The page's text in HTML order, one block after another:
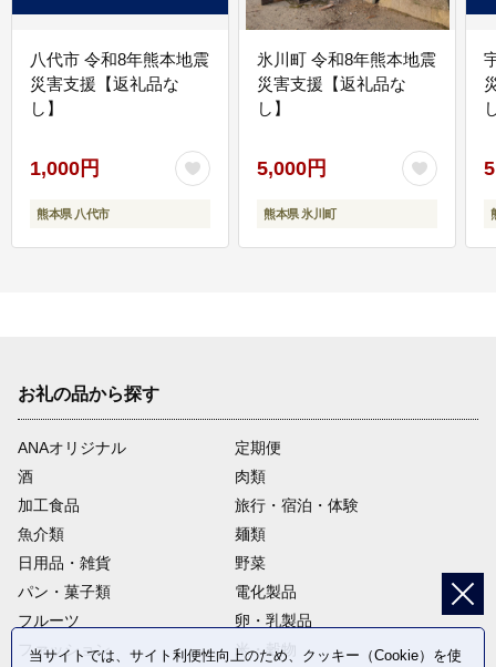
八代市 令和8年熊本地震
災害支援【返礼品な
し】
1,000円
熊本県 八代市
氷川町 令和8年熊本地震
災害支援【返礼品な
し】
5,000円
熊本県 氷川町
お礼の品から探す
ANAオリジナル
定期便
酒
肉類
加工食品
旅行・宿泊・体験
魚介類
麺類
日用品・雑貨
野菜
パン・菓子類
電化製品
フルーツ
卵・乳製品
ファッション
米・穀物
当サイトでは、サイト利便性向上のため、クッキー（Cookie）を使